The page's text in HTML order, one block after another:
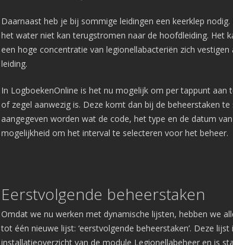
Daarnaast heb je bij sommige leidingen een keerklep
het water niet kan terugstromen naar de hoofdleiding. Het
een hoge concentratie van legionellabacteriën zich vestigen
leiding.
In LogboekenOnline is het nu mogelijk om per tappunt aan
of zegel aanwezig is. Deze komt dan bij de beheerstaken
aangegeven worden wat de code, het type en de datum
mogelijkheid om het interval te selecteren voor het beheer.
Eerstvolgende beheerstaken
Omdat we nu werken met dynamische lijsten, hebben we
tot één nieuwe lijst: ‘eerstvolgende beheerstaken’. Deze
installatieoverzicht van de module Legionellabeheer en is